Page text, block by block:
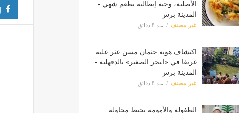
الأصلية، وجبة إيطالية بطعم شهي -
المدينة برس
غير مصنف منذ 8 دقائق
اكتشاف هوية جثمان مسن عثر عليه
غريقا في «البحر الصغير» بالدقهلية -
المدينة برس
غير مصنف منذ 8 دقائق
الطفولة والأمومة يحبط محاولة